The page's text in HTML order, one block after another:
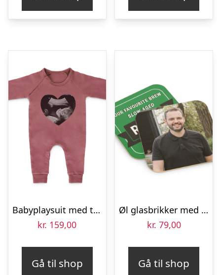
kr. 249,00.kr. 212,00.
Babyplaysuit med tryk – Pink – 62/68
kr. 159,00
Gå til shop
Øl glasbrikker med billede – Firkantet – 6 stk
kr. 79,00
Gå til shop